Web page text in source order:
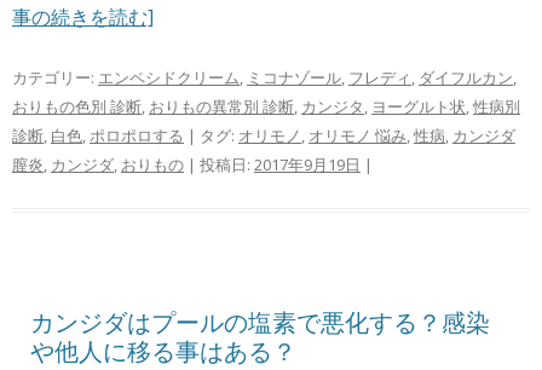
事の続きを読む]
カテゴリー: エンペシドクリーム, ミコナゾール, フレディ, ダイフルカン,
おりもの色別 診断, おりもの異常別 診断, カンジタ, ヨーグルト状,性病別
診断, 白色,ポロポロする | タグ: オリモノ, オリモノ 悩み,性病, カンジダ
膣炎, カンジダ, おりもの | 投稿日: 2017年9月19日 |
カンジダはプールの塩素で悪化する？感染
や他人に移る事はある？